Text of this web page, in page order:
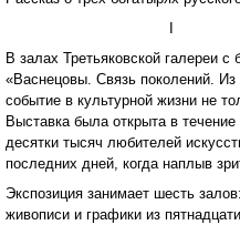
В залах Третьяковской галереи
«Васнецовы. Связь поколений.
событие в культурной жизни не
Выставка была открыта в
десятки тысяч любителей
последних дней, когда наплыв
Экспозиция занимает шесть
живописи и графики из